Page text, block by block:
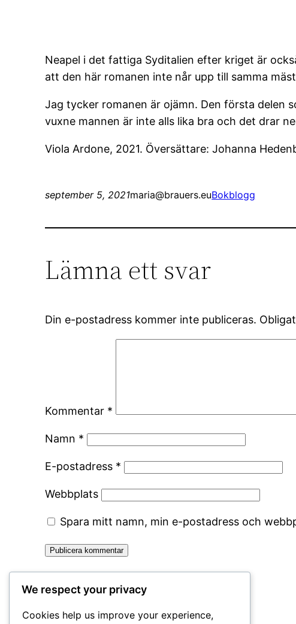
Neapel i det fattiga Syditalien efter kriget är
att den här romanen inte når upp till samma
Jag tycker romanen är ojämn. Den första delen
vuxne mannen är inte alls lika bra och det drar
Viola Ardone, 2021. Översättare: Johanna
september 5, 2021maria@brauers.euBokblogg
Lämna ett svar
Din e-postadress kommer inte publiceras.
Kommentar *
Namn *
E-postadress *
Webbplats
Spara mitt namn, min e-postadress och
We respect your privacy
Cookies help us improve your experience,